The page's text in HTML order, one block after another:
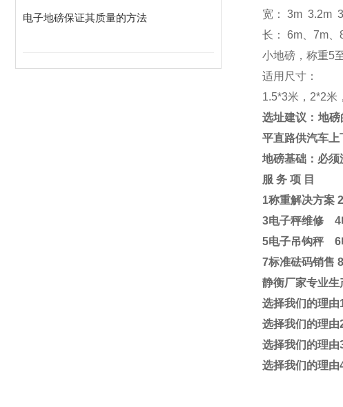
电子地磅保证其质量的方法
宽：
3m 3.2m
长：
6m 7m
小地磅，称重5
适用尺寸：
1.5*3米， 2*2米，
选址建议： 地磅
平直路供汽车上
地磅基础： 必须
服 务 项 目
1称重解决方案
3电子秤维修 4
5电子吊钩秤6
7标准砝码销售 8
静衡厂家专业生
选择我们的理
选择我们的理由
选择我们的理由
选择我们的理由